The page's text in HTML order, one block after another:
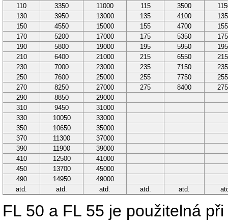
110
3350 11000 115 3500
130
3950 13000 135 4100
150
4550 15000 155 4700
170
5200 17000 175 5350
190
5800 19000 195 5950
210
6400 21000 215 6550
230
7000 23000 235 7150
250
7600 25000 255 7750
270
8250 27000 275 8400
290
8850
29000
310
9450
31000
330
10050
33000
350
10650
35000
370
11300
37000
390
11900
39000
410
12500
41000
450
13700
45000
490
14950
49000
atd.
atd. atd. atd. atd.
FL 50 a FL 55 je použitelná